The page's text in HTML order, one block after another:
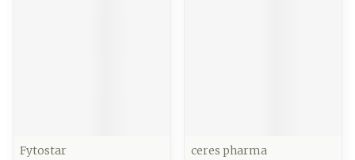
Fytostar
ceres pharma